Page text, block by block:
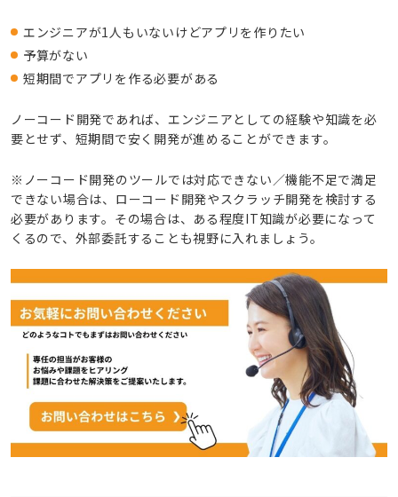
エンジニアが1人もいないけどアプリを作りたい
予算がない
短期間でアプリを作る必要がある
ノーコード開発であれば、エンジニアとしての経験や知識を必
要とせず、短期間で安く開発が進めることができます。
※ノーコード開発のツールでは対応できない／機能不足で満足
できない場合は、ローコード開発やスクラッチ開発を検討する
必要があります。その場合は、ある程度IT知識が必要になって
くるので、外部委託することも視野に入れましょう。